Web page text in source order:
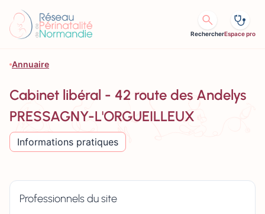
RechercherEspace pro
Annuaire
Cabinet libéral - 42 route des Andelys
PRESSAGNY-L'ORGUEILLEUX
Informations pratiques
Professionnels du site